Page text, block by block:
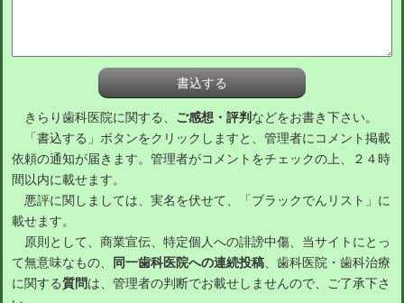
きらり歯科医院に関する、 ご感想・評判 などをお書き下さい。
「書込する」ボタンをクリックしますと、管理者にコメント掲載
依頼の通知が届きます。管理者がコメントをチェックの上、２４時
間以内に載せます。
悪評に関しましては、実名を伏せて、「ブラックでんリスト」に
載せます。
原則として、商業宣伝、特定個人への誹謗中傷、当サイトにとっ
て無意味なもの、
同一歯科医院への連続投稿、歯科医院・歯科治療
に関する質問は、管理者の判断でお載せしませんので、ご了承下さ